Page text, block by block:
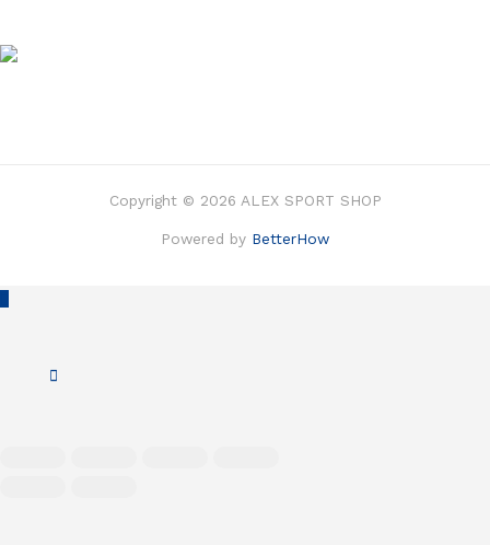
Copyright © 2026 ALEX SPORT SHOP
Powered by BetterHow